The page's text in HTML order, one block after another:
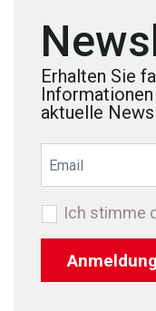
Erhalten Sie
aktuelle
Anmeldung
Ich stimme